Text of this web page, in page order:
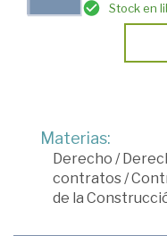
Stock en
Materias:
Derecho /
contratos/
de la